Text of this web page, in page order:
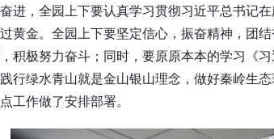
进，全园上下要认真学习贯彻习近平总书记
黄金。全园上下要坚定信心，振奋精神，团
积极努力奋斗；同时，要原原本本的学习《
行绿水青山就是金山银山理念，做好秦岭生
工作做了安排部署。